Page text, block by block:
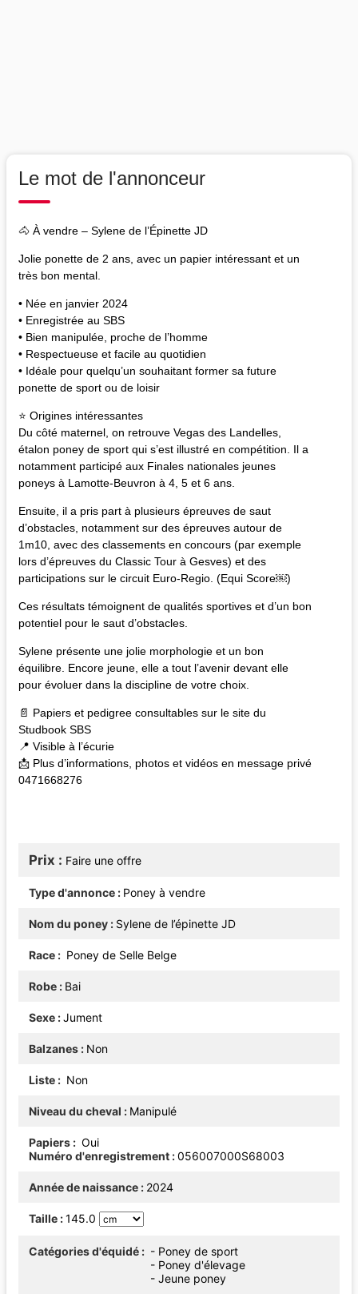
Le mot de l'annonceur
🐴 À vendre – Sylene de l’Épinette JD
Jolie ponette de 2 ans, avec un papier intéressant et un
très bon mental.
• Née en janvier 2024
• Enregistrée au SBS
• Bien manipulée, proche de l’homme
• Respectueuse et facile au quotidien
• Idéale pour quelqu’un souhaitant former sa future
ponette de sport ou de loisir
⭐ Origines intéressantes
Du côté maternel, on retrouve Vegas des Landelles,
étalon poney de sport qui s’est illustré en compétition. Il a
notamment participé aux Finales nationales jeunes
poneys à Lamotte-Beuvron à 4, 5 et 6 ans.
Ensuite, il a pris part à plusieurs épreuves de saut
d’obstacles, notamment sur des épreuves autour de
1m10, avec des classements en concours (par exemple
lors d’épreuves du Classic Tour à Gesves) et des
participations sur le circuit Euro-Regio. (Equi Score￼)
Ces résultats témoignent de qualités sportives et d’un bon
potentiel pour le saut d’obstacles.
Sylene présente une jolie morphologie et un bon
équilibre. Encore jeune, elle a tout l’avenir devant elle
pour évoluer dans la discipline de votre choix.
📄 Papiers et pedigree consultables sur le site du
Studbook SBS
📍 Visible à l’écurie
📩 Plus d’informations, photos et vidéos en message privé
0471668276
Prix Faire une offre
Type d'annonce Poney à vendre
Nom du poney Sylene de l’épinette JD
Race Poney de Selle Belge
Robe Bai
Sexe Jument
Balzanes Non
Liste Non
Niveau du cheval Manipulé
Papiers
Oui
Numéro d'enregistrement 056007000S68003
Année de naissance 2024
Taille 145.0
Catégories d'équidé
- Poney de sport
- Poney d'élevage
- Jeune poney